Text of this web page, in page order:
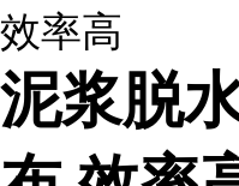
效率高
泥浆脱